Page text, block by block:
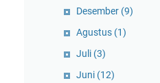
Desember (9)
Agustus (1)
Juli (3)
Juni (12)